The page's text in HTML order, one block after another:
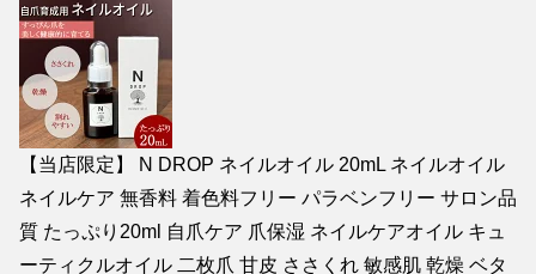
【当店限定】 N DROP ネイルオイル 20mL ネイルオイル
ネイルケア 無香料 着色料フリー パラベンフリー サロン品
質 たっぷり20ml 自爪ケア 爪保湿 ネイルケアオイル キュ
ーティクルオイル 二枚爪 甘皮 ささくれ 敏感肌 乾燥 ベタ